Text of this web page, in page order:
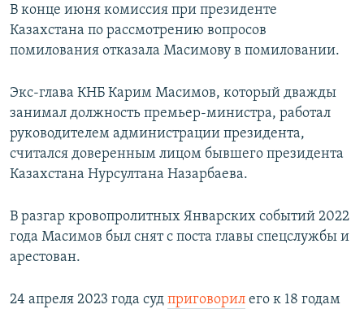
В конце июня комиссия при президенте
Казахстана по рассмотрению вопросов
помилования отказала Масимову в помиловании.
Экс-глава КНБ Карим Масимов, который дважды
занимал должность премьер-министра, работал
руководителем администрации президента,
считался доверенным лицом бывшего президента
Казахстана Нурсултана Назарбаева.
В разгар кровопролитных Январских событий 2022
года Масимов был снят с поста главы спецслужбы и
арестован.
24 апреля 2023 года суд приговорил его к 18 годам